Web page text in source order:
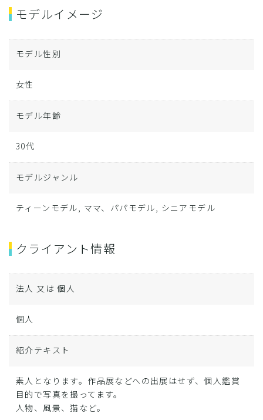
モデルイメージ
モデル性別
女性
モデル年齢
30代
モデルジャンル
ティーンモデル, ママ、パパモデル, シニアモデル
クライアント情報
法人 又は 個人
個人
紹介テキスト
素人となります。作品展などへの出展はせず、個人鑑賞
目的で写真を撮ってます。
人物、風景、猫など。